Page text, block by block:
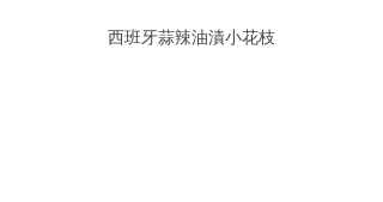
西班牙蒜辣油漬小花枝